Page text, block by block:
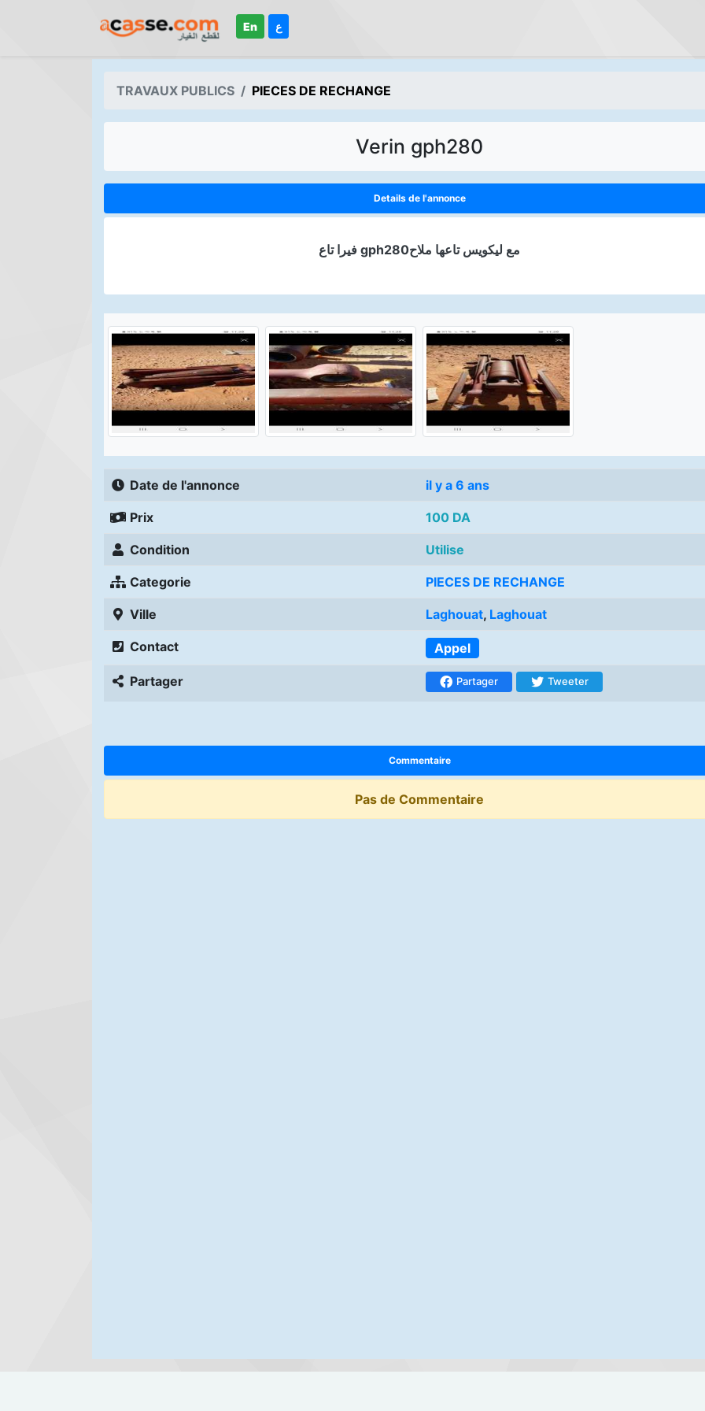
En ع
TRAVAUX PUBLICS PIECES DE RECHANGE
Verin gph280
Details de l'annonce
فيرا تاع gph280مع ليكويس تاعها ملاح
Date de l'annonce il y a 6 ans
Prix 100 DA
Condition Utilise
Categorie PIECES DE RECHANGE
Ville Laghouat, Laghouat
Contact Appel
Partager Partager Tweeter
Commentaire
Pas de Commentaire